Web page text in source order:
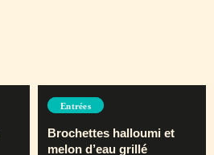
Entrées
Brochettes halloumi et
melon d’eau grillé